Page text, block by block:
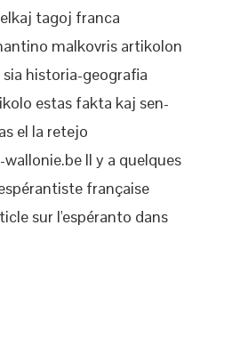
tagoj franca
malkovris artikolon
historia-geografia
estas fakta kaj sen-
el la retejo
Il y a quelques
française
sur l'espéranto dans